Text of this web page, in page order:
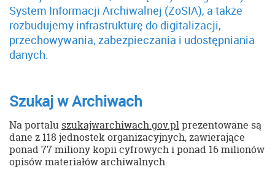
System Informacji Archiwalnej (ZoSIA), a także
rozbudujemy infrastrukturę do digitalizacji,
przechowywania, zabezpieczania i udostępniania
danych.
Szukaj w Archiwach
Na portalu szukajwarchiwach.gov.plprezentowane są
dane z 118 jednostek organizacyjnych, zawierające
ponad 77 miliony kopii cyfrowych i ponad 16 milionów
opisów materiałów archiwalnych.